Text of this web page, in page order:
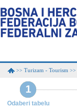
>> Turizam - Tourism >>
1
Odaberi tabelu